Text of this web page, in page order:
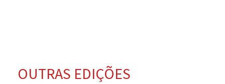
OUTRAS EDIÇÕES